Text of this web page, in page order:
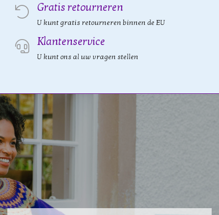
Gratis retourneren
U kunt gratis retourneren binnen de EU
Klantenservice
U kunt ons al uw vragen stellen